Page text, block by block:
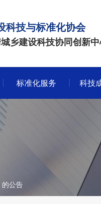
科技与标准化协会
乡建设科技协同创新
标准化服务 科技
的公告